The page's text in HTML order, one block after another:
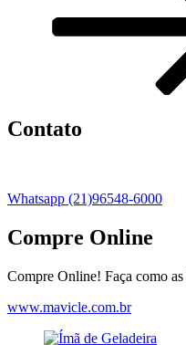
Contato
Whatsapp (21)96548-6000
Compre Online
Compre Online! Faça como
www.mavicle.com.br